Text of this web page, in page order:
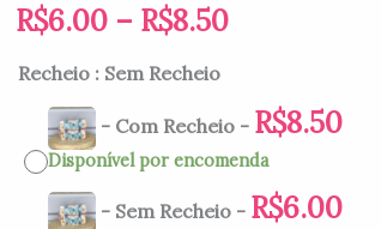
R$6.00 – R$8.50preço:
através
R$8.50
Recheio : Sem Recheio
- Com Recheio- R$8.50
Disponível por encomenda
- Sem Recheio- R$6.00